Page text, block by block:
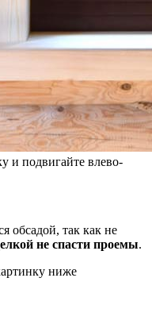
и подвигайте влево-
обсадой, так как не
не спасти проемы.
ниже